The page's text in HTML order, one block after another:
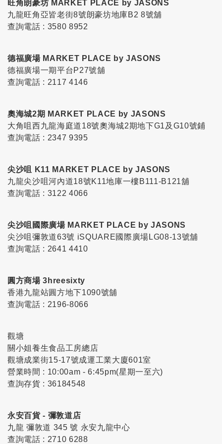
旺角朗豪坊 MARKET PLACE by JASONS
九龍旺角亞皆老街8號朗豪坊地庫B2 8號舖
查詢電話 : 3580 8952
德福廣場 MARKET PLACE by JASONS
德福廣場一期平台P27號舖
查詢電話 : 2117 4146
奧海城2期 MARKET PLACE by JASONS
大角咀西九龍海庭道18號奧海城2期地下G1及G10號鋪
查詢電話 : 2347 9395
尖沙咀 K11 MARKET PLACE by JASONS
九龍尖沙咀河內道18號K11地庫一樓B111-B121舖
查詢電話 : 3122 4066
尖沙咀國際廣場 MARKET PLACE by JASONS
尖沙咀彌敦道63號 iSQUARE國際廣場LG08-13號舖
查詢電話 : 2641 4410
圓方商場 3hreesixty
香港九龍站圓方地下1090號舖
查詢電話 : 2196-8066
觀塘
關小姐養生食品工房總店
觀塘成業街15-17號成運工業大廈601室
營業時間 : 10:00am - 6:45pm(星期一至六)
查詢存貨 : 36184548
永安百貨 - 彌敦道店
九龍 彌敦道 345 號 永安九龍中心
查詢電話 : 2710 6288